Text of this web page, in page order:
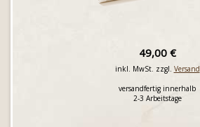
49,00 €
inkl. MwSt. zzgl. Versand
versandfertig innerhalb
2-3 Arbeitstage